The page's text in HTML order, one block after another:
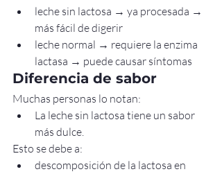
leche sin lactosa → ya procesada →
más fácil de digerir
leche normal → requiere la enzima
lactasa → puede causar síntomas
Diferencia de sabor
Muchas personas lo notan:
La leche sin lactosa tiene un sabor
más dulce.
Esto se debe a:
descomposición de la lactosa en